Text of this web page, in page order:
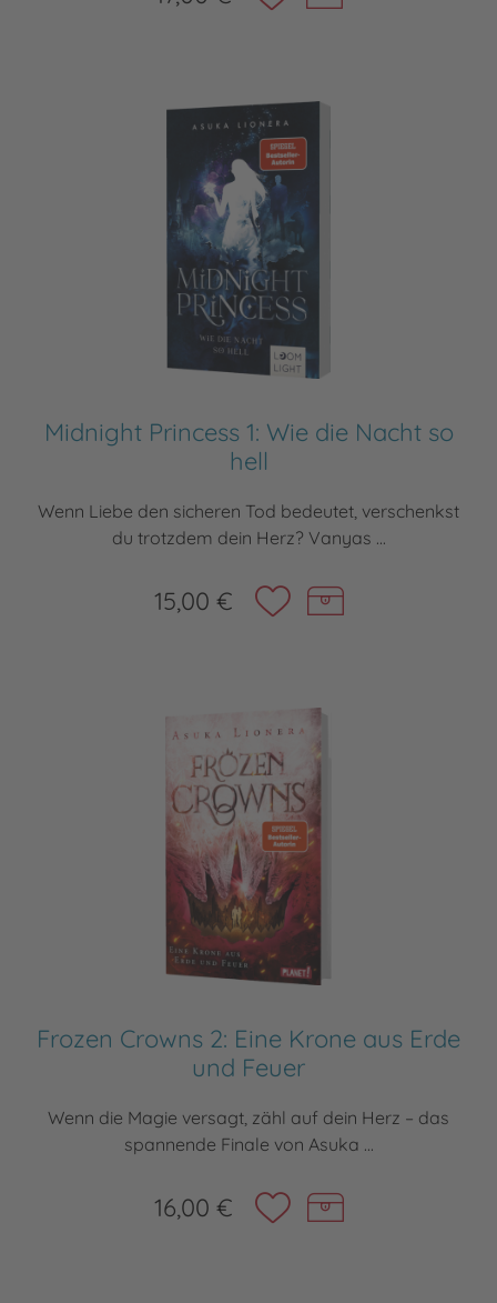
Midnight Princess 1: Wie die Nacht so
hell
Wenn Liebe den sicheren Tod bedeutet, verschenkst
du trotzdem dein Herz? Vanyas ...
15,00 €
Frozen Crowns 2: Eine Krone aus Erde
und Feuer
Wenn die Magie versagt, zähl auf dein Herz – das
spannende Finale von Asuka ...
16,00 €